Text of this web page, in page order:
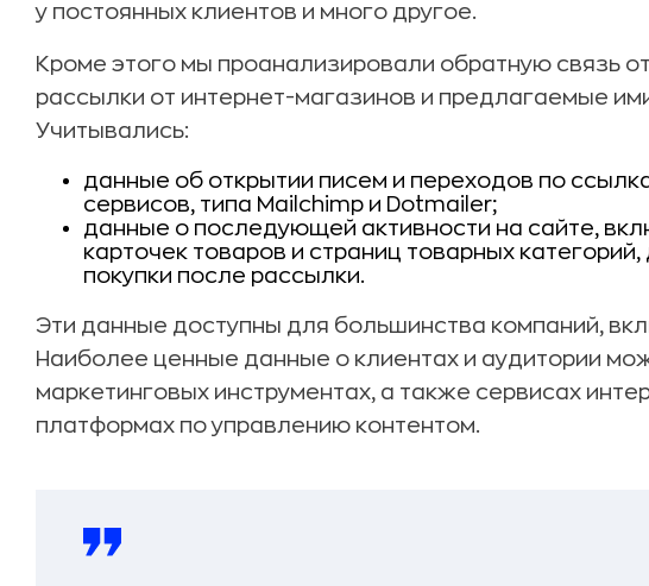
у постоянных клиентов и много другое.
Кроме этого мы проанализировали обратную связь
рассылки от интернет-магазинов и предлагаемые
Учитывались:
данные об открытии писем и переходов по
сервисов, типа Mailchimp и Dotmailer;
данные о последующей активности на сайте,
карточек товаров и страниц товарных
покупки после рассылки.
Эти данные доступны для большинства компаний,
Наиболее ценные данные о клиентах и аудитории
маркетинговых инструментах, а также сервисах
платформах по управлению контентом.